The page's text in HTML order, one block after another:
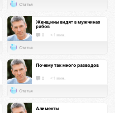
Статья
Женщины видят в мужчинах
рабов
0 < 1 мин.
Статья
Почему так много разводов
0 < 1 мин.
Статья
Алименты